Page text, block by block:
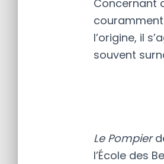
Concernant
l’origine, il
souvent
Le Pompier
l’École des